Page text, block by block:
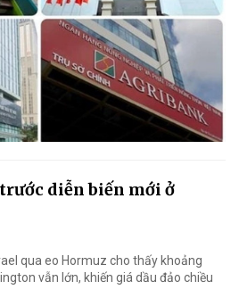
diễn biến mới ở
qua eo Hormuz cho thấy khoảng
vẫn lớn, khiến giá dầu đảo chiều